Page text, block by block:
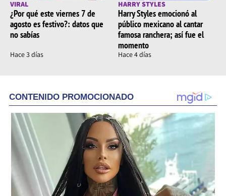
VIRAL
¿Por qué este viernes 7 de
agosto es festivo?: datos que
no sabías
Hace 3 días
HARRY STYLES
Harry Styles emocionó al
público mexicano al cantar
famosa ranchera; así fue el
momento
Hace 4 días